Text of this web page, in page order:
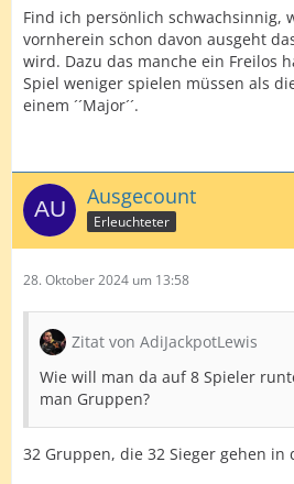
Find ich persönlich schwachsinnig,
vornherein schon davon ausgeht
wird. Dazu das manche ein Freilos
Spiel weniger spielen müssen als
einem ´´Major´´.
Ausgecount
Erleuchteter
28. Oktober 2024 um 13:58
Zitat von AdiJackpotLewis
Wie will man da auf 8 Spieler
man Gruppen?
32 Gruppen, die 32 Sieger gehen in